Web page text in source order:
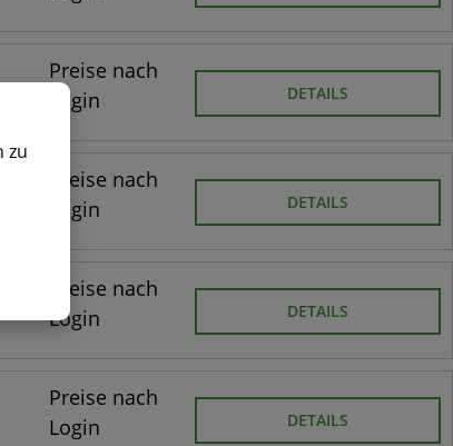
Preise nach
Login
DETAILS
Preise nach
Login
DETAILS
Preise nach
Login
DETAILS
Preise nach
Login
DETAILS
zu